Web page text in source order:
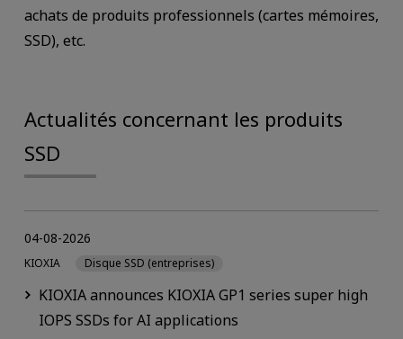
achats de produits professionnels (cartes mémoires,
SSD), etc.
Actualités concernant les produits
SSD
KIOXIA announces KIOXIA GP1 series super high
IOPS SSDs for AI applications
04-08-2026
KIOXIA Disque SSD (entreprises)